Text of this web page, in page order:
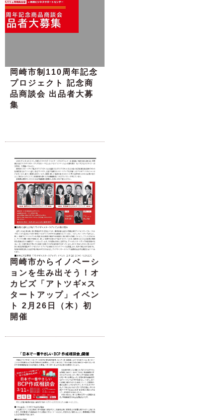
岡崎市制110周年記念
プロジェクト 記念商
品商談会 出品者大募
集
岡崎市からイノベーシ
ョンを生み出そう！オ
カビズ「アトツギ×ス
タートアップ」イベン
ト 2月26日（木）初
開催